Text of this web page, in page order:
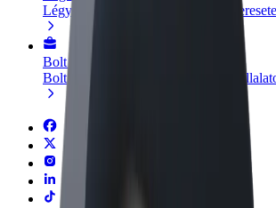
Légy Bolt flottapartner és növeld
Bolt for Business
Bolt termékek és szolgáltatások a